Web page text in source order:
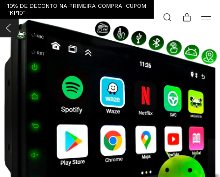
10% DE DECONTO NA PRIMEIRA COMPRA. CUPOM
"KP10"